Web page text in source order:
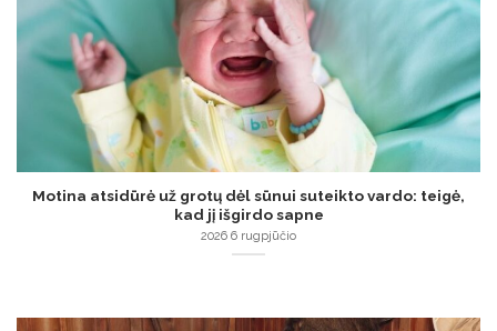
Motina atsidūrė už grotų dėl sūnui suteikto vardo: teigė,
kad jį išgirdo sapne
2026 6 rugpjūčio